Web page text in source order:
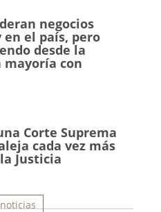
negocios
en el país, pero
desde la
mayoría con
Corte Suprema
cada vez más
Justicia